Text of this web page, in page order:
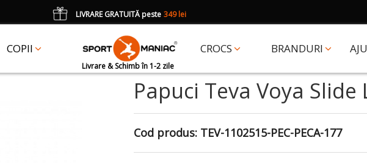
COPII CROCS BRANDURI
Livrare & Schimb în 1-2 zile
LIVRARE GRATUITĂ peste 349 lei
CADOUun accesoriu Crocs Jibbitz în val. de 25 lei cu codul: JIBBITZ
Papuci Teva Voya Slide
Cod produs: TEV-1102515-PEC-PECA-177